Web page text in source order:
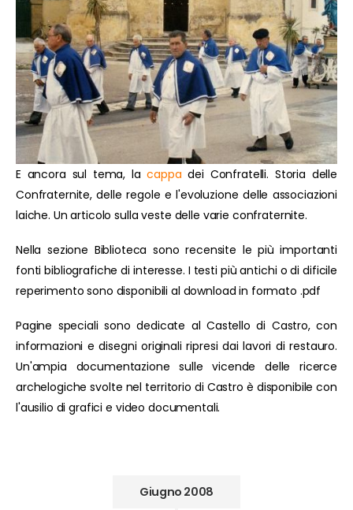
E ancora sul tema, lacappa dei Confratelli. Storia delle
Confraternite, delle regole e l'evoluzione delle associazioni
laiche. Un articolo sulla veste delle varie confraternite.
Nella sezione Biblioteca sono recensite le più importanti
fonti bibliografiche di interesse. I testi più antichi o di dificile
reperimento sono disponibili al download in formato .pdf
Pagine speciali sono dedicate al Castello di Castro, con
informazioni e disegni originali ripresi dai lavori di restauro.
Un'ampia documentazione sulle vicende delle ricerce
archelogiche svolte nel territorio di Castro è disponibile con
l'ausilio di grafici e video documentali.
Giugno 2008